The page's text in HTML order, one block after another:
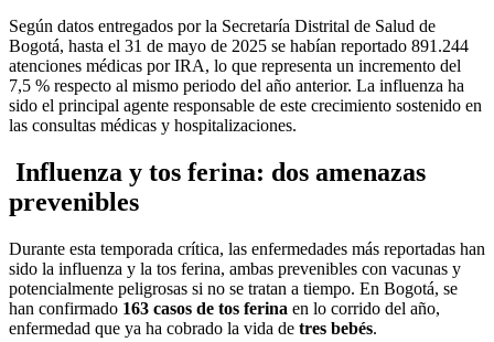
Según datos entregados por la Secretaría Distrital de Salud de
Bogotá, hasta el 31 de mayo de 2025 se habían reportado 891.244
atenciones médicas por IRA, lo que representa un incremento del
7,5 % respecto al mismo periodo del año anterior. La influenza ha
sido el principal agente responsable de este crecimiento sostenido en
las consultas médicas y hospitalizaciones.
Influenza y tos ferina: dos amenazas
prevenibles
Durante esta temporada crítica, las enfermedades más reportadas han
sido la influenza y la tos ferina, ambas prevenibles con vacunas y
potencialmente peligrosas si no se tratan a tiempo. En Bogotá, se
han confirmado 163 casos de tos ferina en lo corrido del año,
enfermedad que ya ha cobrado la vida de tres bebés.